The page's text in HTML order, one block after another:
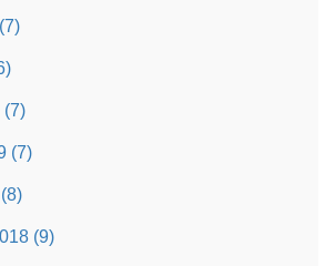
(7)
(7)
(9)